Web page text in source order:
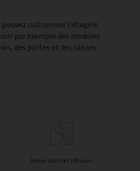
pouvez customiser l'étagère
par exemple des modules
des portes et des caisses
Retour dans les 100 jours